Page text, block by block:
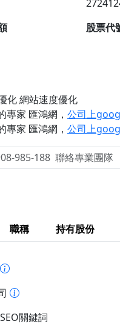
股票代
化 網站速度優化
專家 匯鴻網 ， 公司上
專家 匯鴻網 ， 公司上
職稱 持有股份
關鍵詞